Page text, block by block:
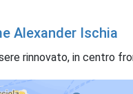
Alexander Ischia
rinnovato, in centro